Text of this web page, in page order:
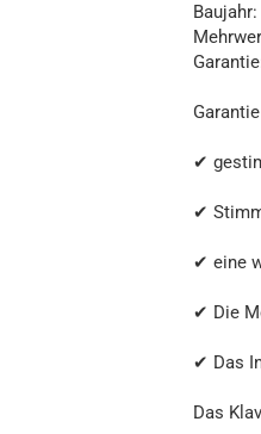
✔
✔
✔ eine
✔ Die
✔ Das
Das